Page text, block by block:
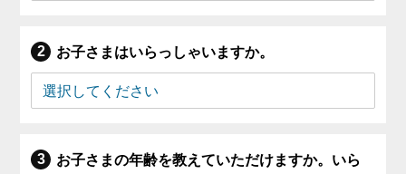
お子さまはいらっしゃいますか。
お子さまの年齢を教えていただけますか。いら